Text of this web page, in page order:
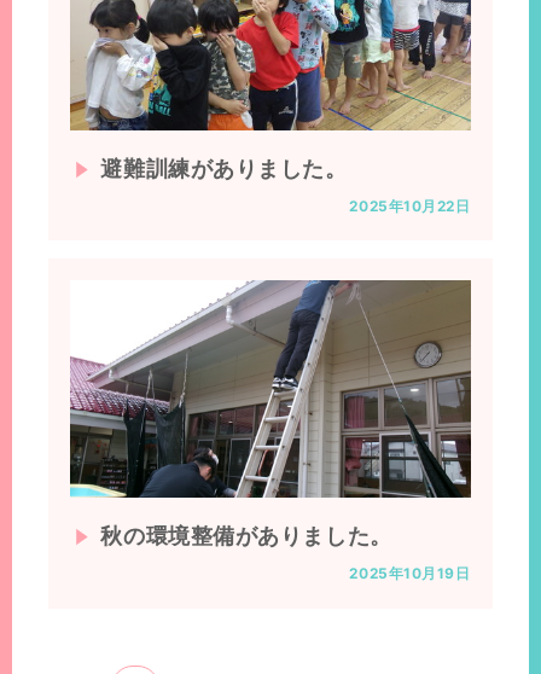
避難訓練がありました。
2025年10月22日
秋の環境整備がありました。
2025年10月19日